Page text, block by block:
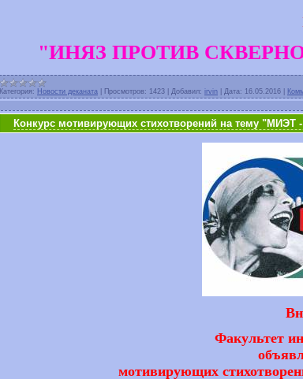
"ИНЯЗ ПРОТИВ
Категория: Новости деканата Просмотров: 1423 Добавил: irvin Дата: 16.05.2016
Конкурс мотивирующих стихотворений на тему "МИЭТ
Факультет
мотивирующих